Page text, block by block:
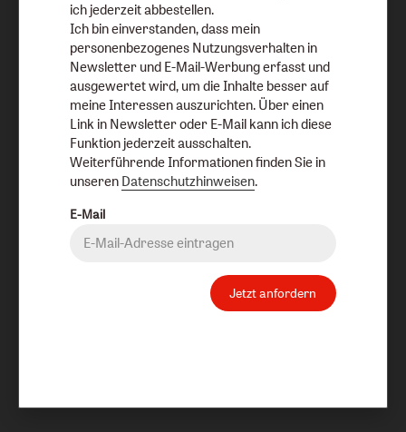
ich jederzeit abbestellen.
Ich bin einverstanden, dass mein
personenbezogenes Nutzungsverhalten in
Newsletter und E-Mail-Werbung erfasst und
ausgewertet wird, um die Inhalte besser auf
meine Interessen auszurichten. Über einen
Link in Newsletter oder E-Mail kann ich diese
Funktion jederzeit ausschalten.
Weiterführende Informationen finden Sie in
unseren Datenschutzhinweisen.
E-Mail
Jetzt anfordern